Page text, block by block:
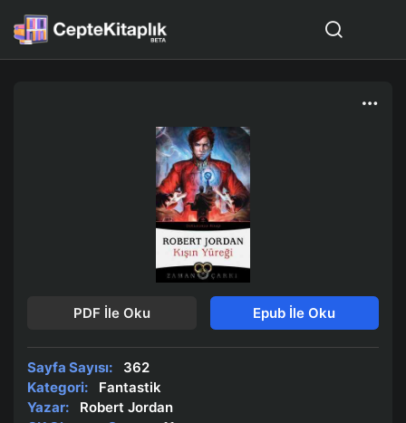
PDF İle Oku Epub İle Oku
Sayfa Sayısı:
362
Kategori:
Fantastik
Yazar:
Robert Jordan